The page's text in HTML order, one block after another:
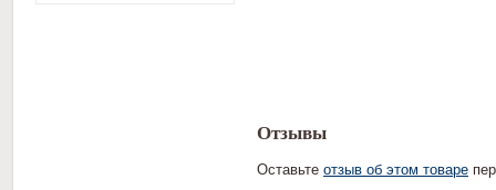
Отзывы
Оставьте отзыв об этом товаре